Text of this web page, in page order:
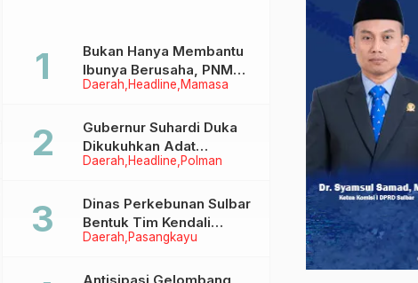
Daerah Headline Mamasa
Bukan Hanya Membantu
Ibunya Berusaha, PNM
Juga Menjaga Mimpi
Menggapai Cita-Cita
Daerah Headline Polman
Gubernur Suhardi Duka
Dikukuhkan Adat
Balanipa, Raih Gelar Sulo
Daerah Pasangkayu
Dinas Perkebunan Sulbar
Bentuk Tim Kendali
Internal ICS untuk Dukung
di Pasangkayu